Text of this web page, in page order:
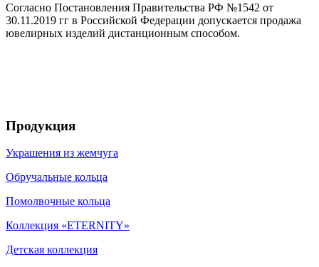
Согласно Постановления Правительства РФ №1542 от
30.11.2019 гг в Российской Федерации допускается продажа
ювелирных изделий дистанционным способом.
Продукция
Украшения из жемчуга
Обручальные кольца
Помолвочные кольца
Коллекция «ETERNITY»
Детская коллекция